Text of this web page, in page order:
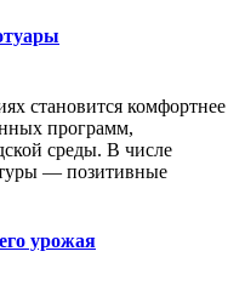
становится комфортнее
программ,
среды. В числе
— позитивные
урожая